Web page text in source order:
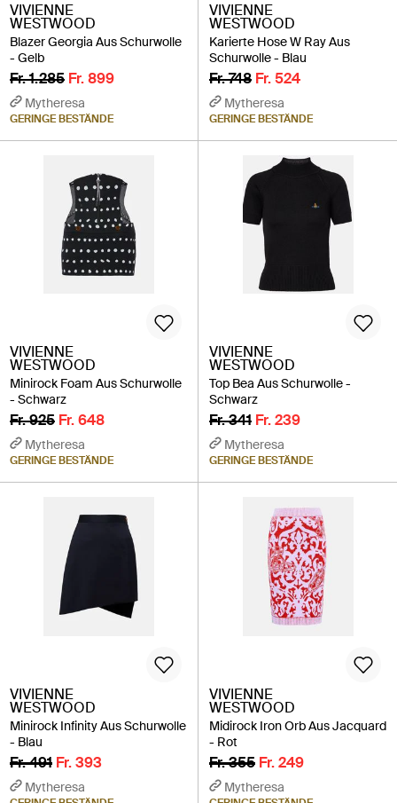
VIVIENNE
WESTWOOD
Blazer Georgia Aus Schurwolle
- Gelb
Fr. 1.285 Fr. 899
Mytheresa
GERINGE BESTÄNDE
VIVIENNE
WESTWOOD
Karierte Hose W Ray Aus
Schurwolle - Blau
Fr. 748 Fr. 524
Mytheresa
GERINGE BESTÄNDE
VIVIENNE
WESTWOOD
Minirock Foam Aus Schurwolle
- Schwarz
Fr. 925 Fr. 648
Mytheresa
GERINGE BESTÄNDE
VIVIENNE
WESTWOOD
Top Bea Aus Schurwolle -
Schwarz
Fr. 341 Fr. 239
Mytheresa
GERINGE BESTÄNDE
VIVIENNE
WESTWOOD
Minirock Infinity Aus Schurwolle
- Blau
Fr. 491 Fr. 393
Mytheresa
VIVIENNE
WESTWOOD
Midirock Iron Orb Aus Jacquard
- Rot
Fr. 355 Fr. 249
Mytheresa